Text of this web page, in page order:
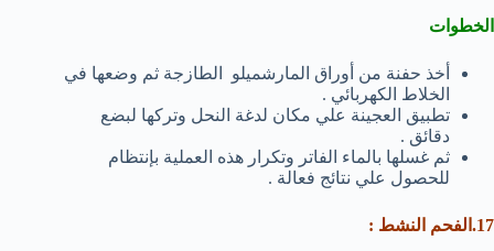
الخطوات
أخذ حفنة من أوراق المارشميلو الطازجة ثم وضعها في
الخلاط الكهربائي .
تطبيق العجينة علي مكان لدغة النحل وتركها لبضع
دقائق .
ثم غسلها بالماء الفاتر وتكرار هذه العملية بإنتظام
للحصول علي نتائج فعالة .
17.الفحم النشط :